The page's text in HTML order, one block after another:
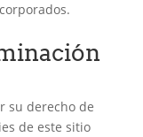
su derecho de
de este sitio